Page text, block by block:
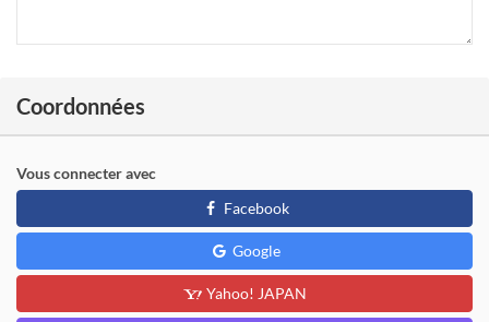
Coordonnées
Vous connecter avec
Facebook
Google
Yahoo! JAPAN